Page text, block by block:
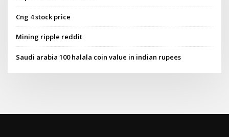
Cng 4 stock price
Mining ripple reddit
Saudi arabia 100 halala coin value in indian rupees